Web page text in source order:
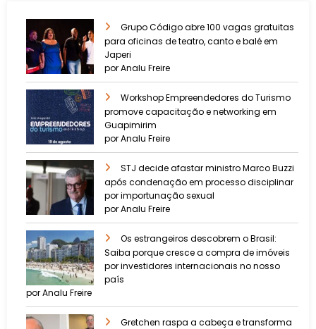
Grupo Código abre 100 vagas gratuitas
para oficinas de teatro, canto e balé em
Japeri
por Analu Freire
Workshop Empreendedores do Turismo
promove capacitação e networking em
Guapimirim
por Analu Freire
STJ decide afastar ministro Marco Buzzi
após condenação em processo disciplinar
por importunação sexual
por Analu Freire
Os estrangeiros descobrem o Brasil:
Saiba porque cresce a compra de imóveis
por investidores internacionais no nosso
país
por Analu Freire
Gretchen raspa a cabeça e transforma